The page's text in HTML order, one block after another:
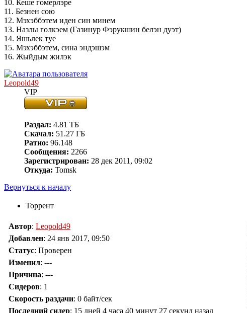
10. Кеше гомерлэре
11. Безнен сою
12. Мэхэббэтем иден син минем
13. Назлы голкэем (Газинур Фэрукшин белэн дуэт)
14. Яшьлек туе
15. Мэхэббэтем, сина эндэшэм
16. Жыйдым жилэк
Leopold49
VIP
Раздал: 4.81 ТБ
Скачал: 51.27 ГБ
Ратио: 96.148
Сообщения: 2266
Зарегистрирован: 28 дек 2011, 09:02
Откуда: Tomsk
Вернуться к началу
Торрент
Автор: Leopold49
Добавлен: 24 янв 2017, 09:50
Статус: Проверен
Изменил: ---
Причина: ---
Сидеров: 1
Скорость раздачи: 0 байт/сек
Последний сидер: 15 дней 4 часа 40 минут 27 секунд назад